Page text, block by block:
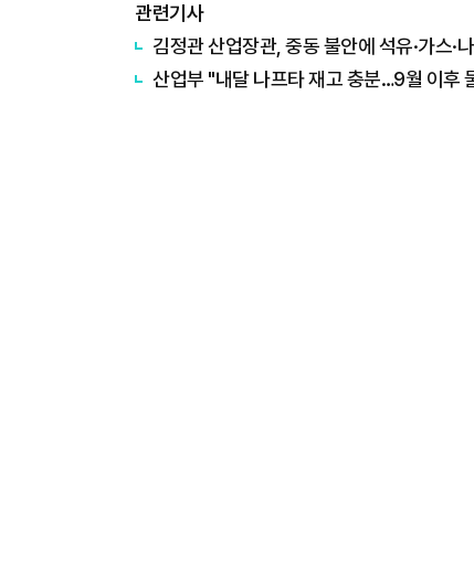
관련기사
김정관 산업장관, 중동 불안에 석유·가스
산업부 "내달 나프타 재고 충분…9월 이후